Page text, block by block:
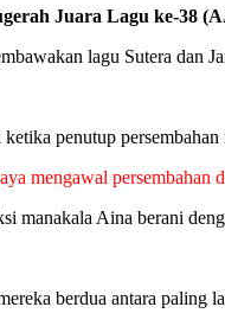
Juara Lagu ke-38
lagu Sutera dan
penutup
mengawal
manakala Aina berani
berdua antara paling